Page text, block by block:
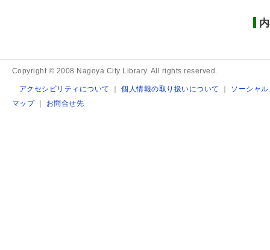
Copyright © 2008 Nagoya City Library. All rights reserved.
アクセシビリティについて ｜個人情報の取り扱いについて ｜ ソーシャ
マップ｜ お問合せ先